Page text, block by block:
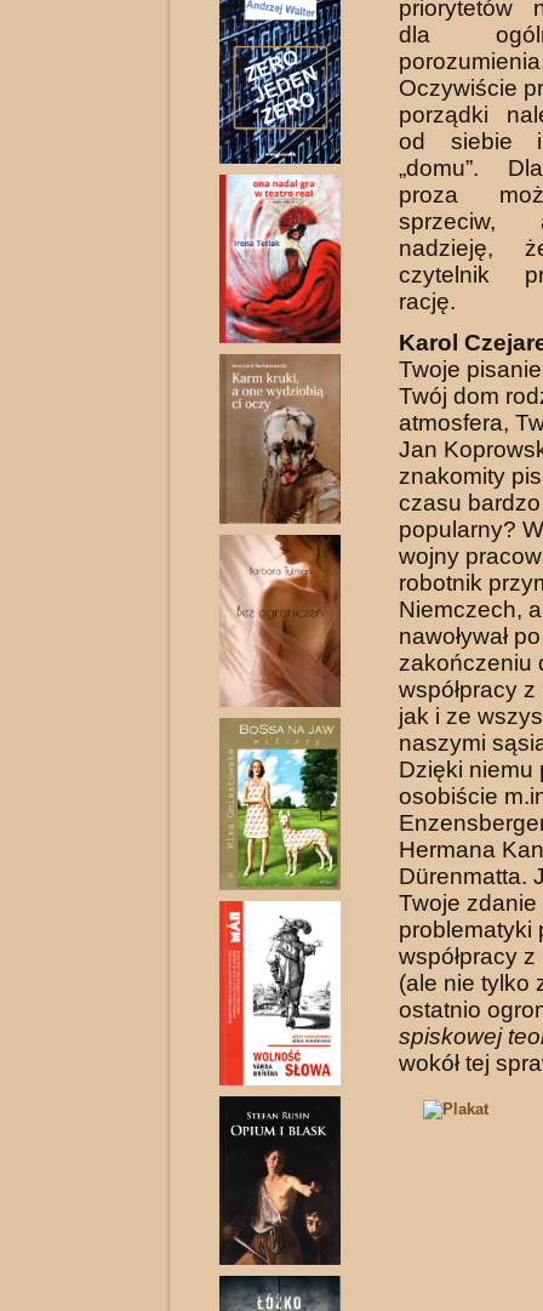
priorytetów
dla
Oczywiście
porządki
od siebie i
„domu”.
proza
sprzeciw,
nadzieję,
czytelnik
rację.
Karol
Twoje pisanie
Twój dom
atmosfera,
Jan
znakomity
czasu
popularny?
wojny
robotnik
Niemczech,
nawoływał
zakończeniu
współpracy
jak i ze
naszymi
Dzięki niemu
osobiście
Hermana
Dürenmatta.
Twoje zdanie
problematyki
współpracy
(ale nie tylko
ostatnio
spiskowej
wokół tej